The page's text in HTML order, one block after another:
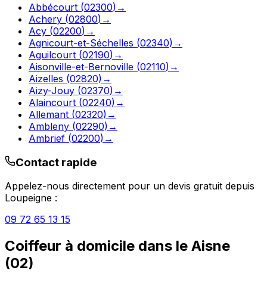
Abbécourt (02300) →
Achery (02800) →
Acy (02200) →
Agnicourt-et-Séchelles (02340) →
Aguilcourt (02190) →
Aisonville-et-Bernoville (02110) →
Aizelles (02820) →
Aizy-Jouy (02370) →
Alaincourt (02240) →
Allemant (02320) →
Ambleny (02290) →
Ambrief (02200) →
Contact rapide
Appelez-nous directement pour un devis gratuit depuis
Loupeigne :
09 72 65 13 15
Coiffeur à domicile dans le Aisne
(02)